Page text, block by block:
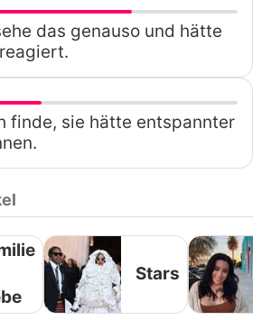
das genauso und hätte
finde, sie hätte entspannter
Stars